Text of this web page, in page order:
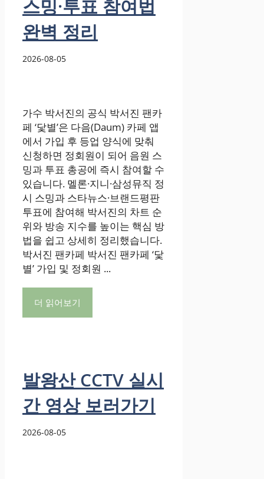
스밍·투표 참여법
완벽 정리
2026-08-05
가수 박서진의 공식 박서진 팬카
페 ‘닻별’은 다음(Daum) 카페 앱
에서 가입 후 등업 양식에 맞춰
신청하면 정회원이 되어 음원 스
밍과 투표 총공에 즉시 참여할 수
있습니다. 멜론·지니·삼성뮤직 정
시 스밍과 스타뉴스·브랜드평판
투표에 참여해 박서진의 차트 순
위와 방송 지수를 높이는 핵심 방
법을 쉽고 상세히 정리했습니다.
박서진 팬카페 박서진 팬카페 ‘닻
별’ 가입 및 정회원 ...
더 읽어보기
발왕산 CCTV 실시
간 영상 보러가기
2026-08-05